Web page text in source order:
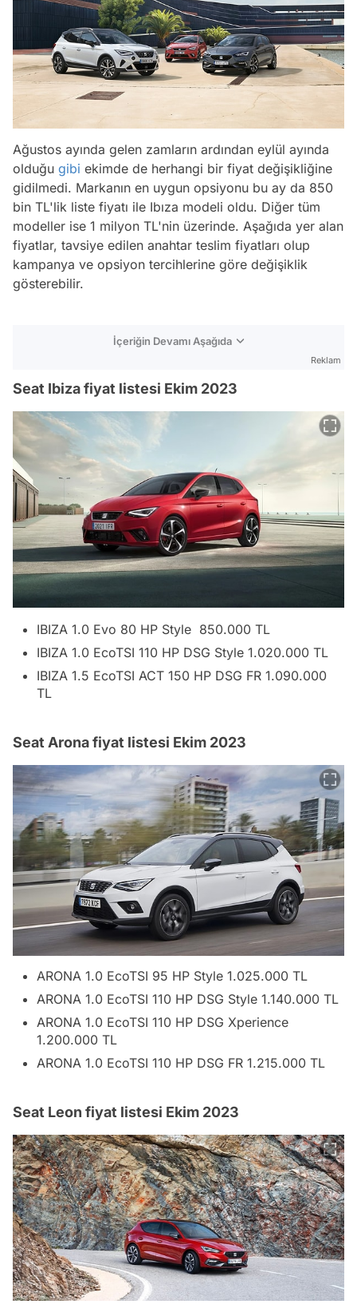
Ağustos ayında gelen zamların ardından eylül ayında
olduğu gibi ekimde de herhangi bir fiyat değişikliğine
gidilmedi. Markanın en uygun opsiyonu bu ay da 850
bin TL'lik liste fiyatı ile Ibıza modeli oldu. Diğer tüm
modeller ise 1 milyon TL'nin üzerinde. Aşağıda yer alan
fiyatlar, tavsiye edilen anahtar teslim fiyatları olup
kampanya ve opsiyon tercihlerine göre değişiklik
gösterebilir.
İçeriğin Devamı Aşağıda
Reklam
Seat Ibiza fiyat listesi Ekim 2023
IBIZA 1.0 Evo 80 HP Style 850.000 TL
IBIZA 1.0 EcoTSI 110 HP DSG Style 1.020.000 TL
IBIZA 1.5 EcoTSI ACT 150 HP DSG FR 1.090.000
TL
Seat Arona fiyat listesi Ekim 2023
ARONA 1.0 EcoTSI 95 HP Style 1.025.000 TL
ARONA 1.0 EcoTSI 110 HP DSG Style 1.140.000 TL
ARONA 1.0 EcoTSI 110 HP DSG Xperience
1.200.000 TL
ARONA 1.0 EcoTSI 110 HP DSG FR 1.215.000 TL
Seat Leon fiyat listesi Ekim 2023